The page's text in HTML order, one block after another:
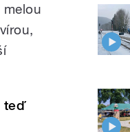
melou
teď